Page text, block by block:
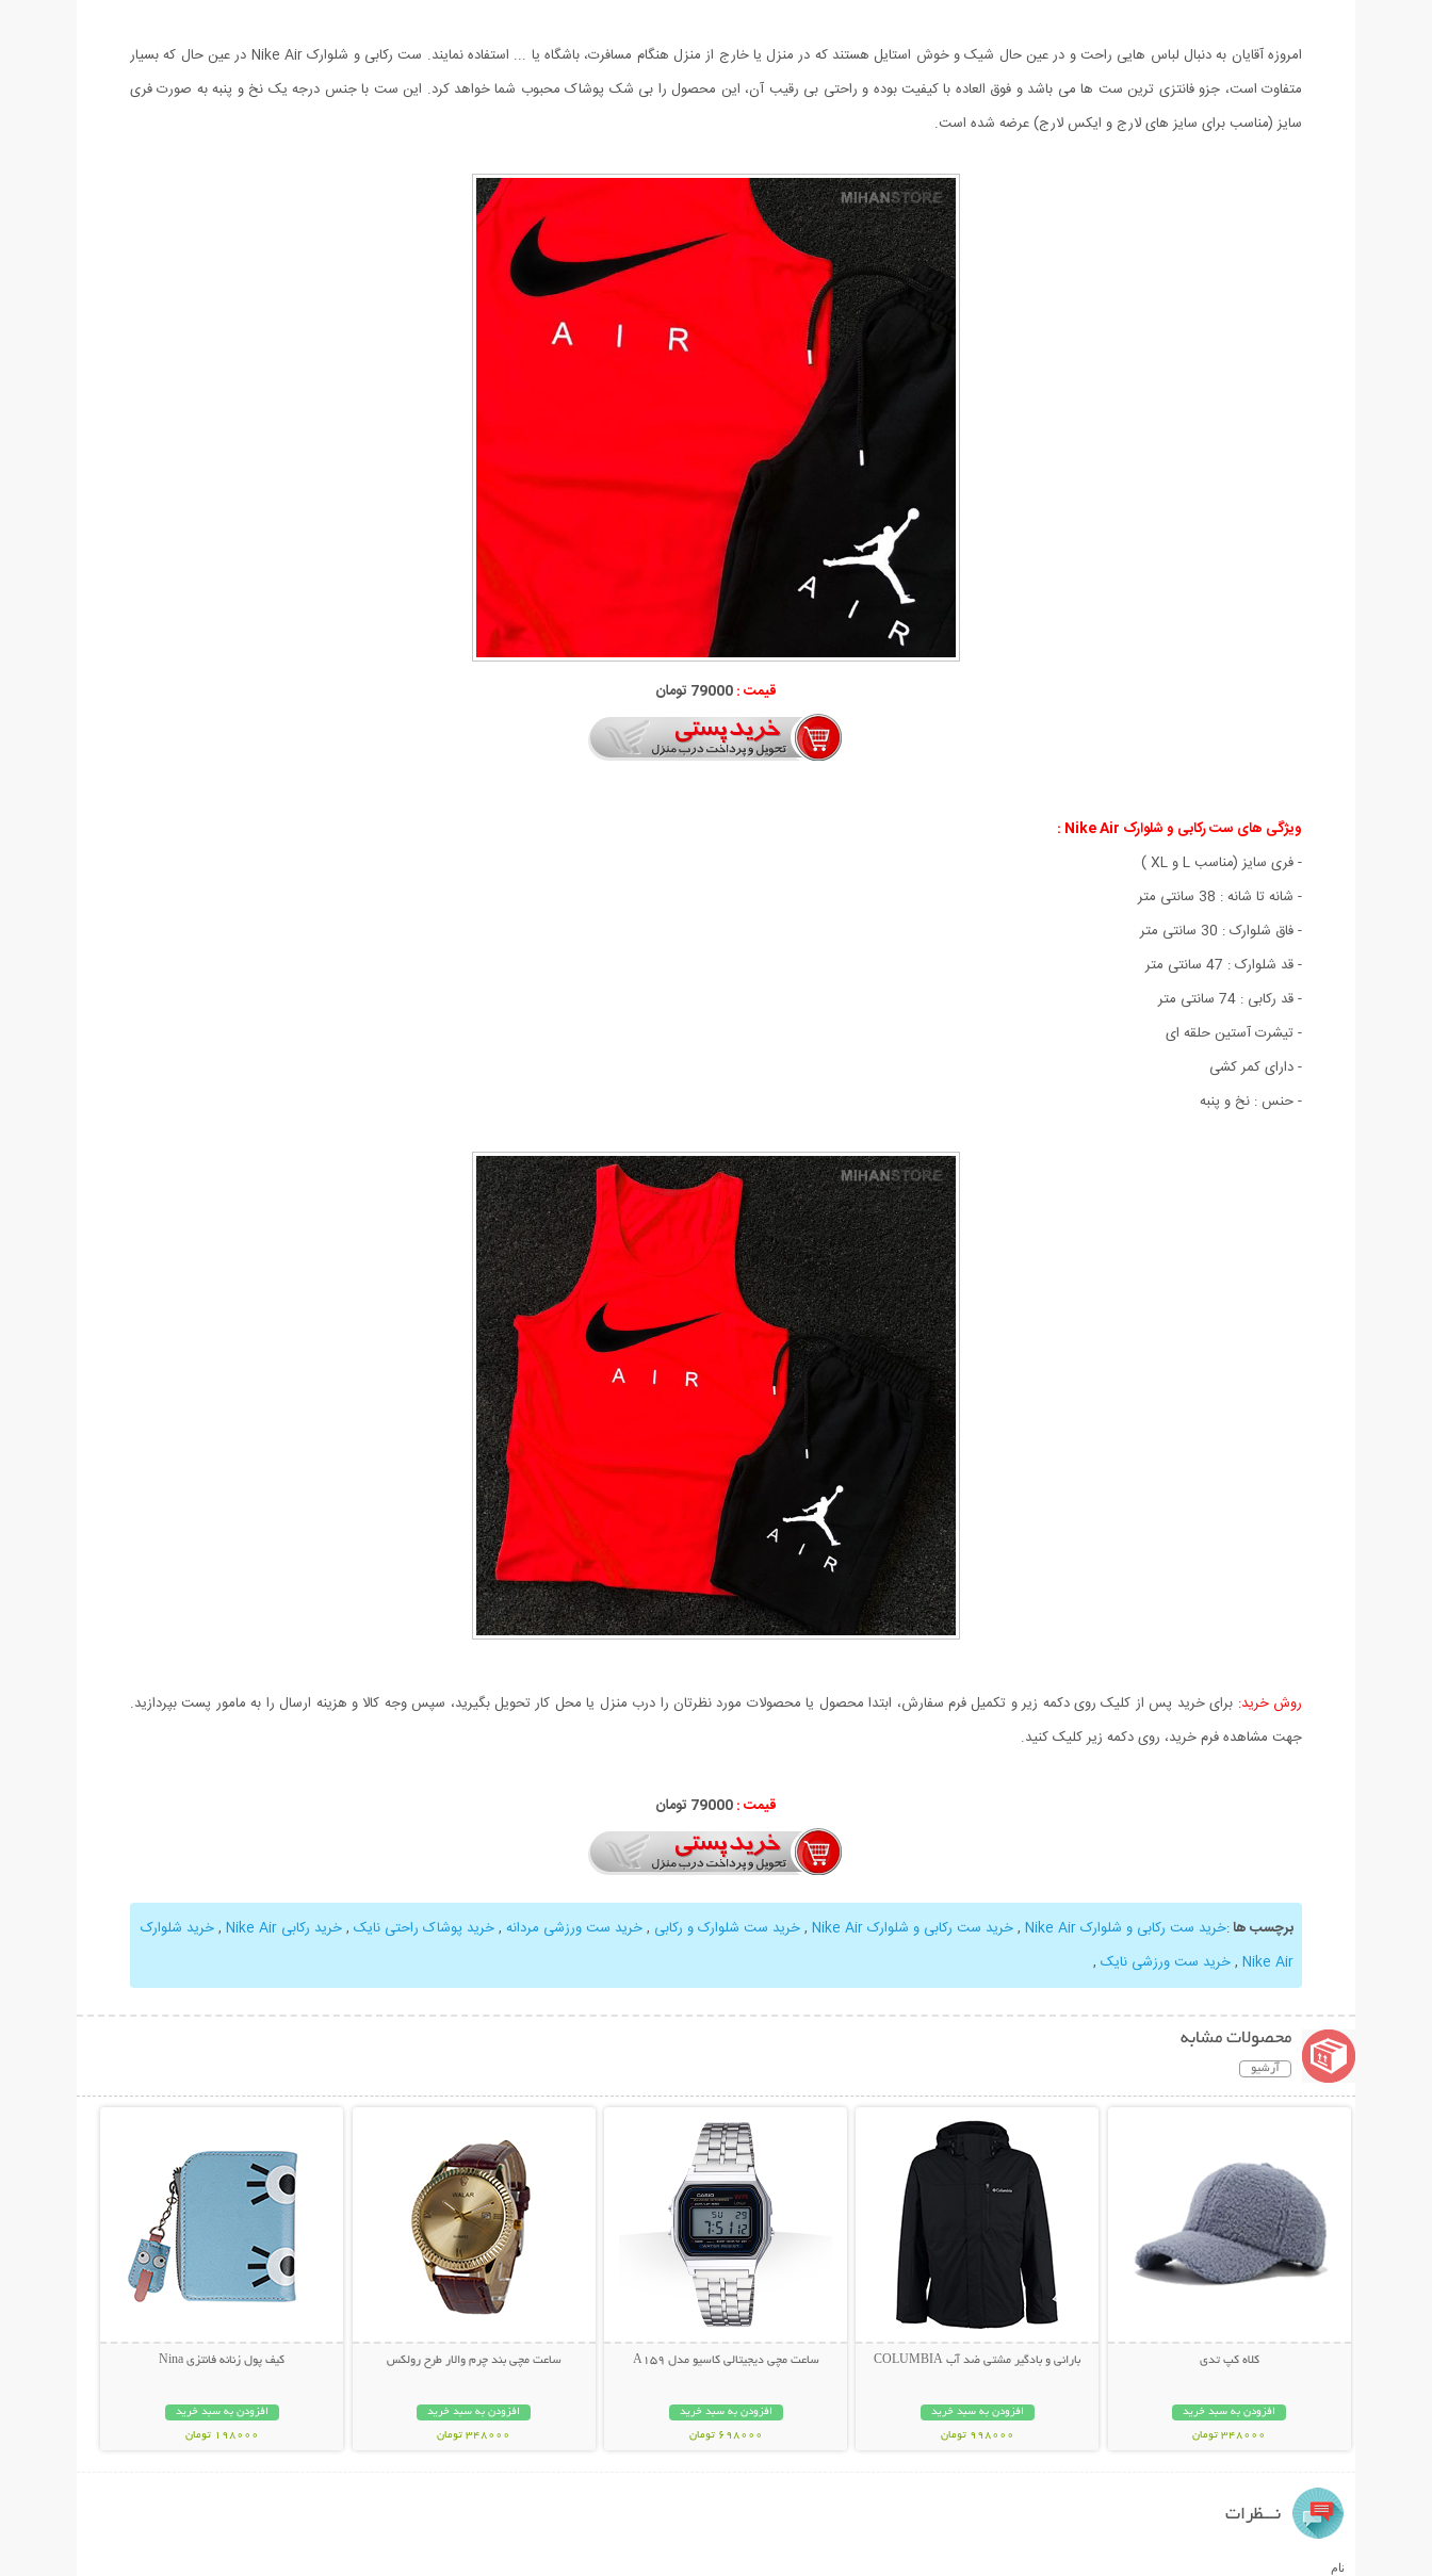
امروزه آقایان به دنبال لباس هایی راحت و در عین حال شیک و خوش استایل هستند که در منزل یا خارج از منزل هنگام مسافرت، باشگاه یا ... استفاده نمایند. ست رکابی و شلوارک Nike Air در عین حال که بسیار
متفاوت است، جزو فانتزی ترین ست ها می باشد و فوق العاده با کیفیت بوده و راحتی بی رقیب آن، این محصول را بی شک پوشاک محبوب شما خواهد کرد. این ست با جنس درجه یک نخ و پنبه به صورت فری
سایز (مناسب برای سایز های لارج و ایکس لارج) عرضه شده است.
قیمت :79000 تومان
ویژگی های ست رکابی و شلوارک Nike Air :
- فری سایز (مناسب L و XL )
- شانه تا شانه : 38 سانتی متر
- فاق شلوارک : 30 سانتی متر
- قد شلوارک : 47 سانتی متر
- قد رکابی : 74 سانتی متر
- تیشرت آستین حلقه ای
- دارای کمر کشی
- حنس : نخ و پنبه
روش خرید: برای خرید پس از کلیک روی دکمه زیر و تکمیل فرم سفارش، ابتدا محصول یا محصولات مورد نظرتان را درب منزل یا محل کار تحویل بگیرید، سپس وجه کالا و هزینه ارسال را به مامور پست بپردازید.
جهت مشاهده فرم خرید، روی دکمه زیر کلیک کنید.
قیمت :79000 تومان
برچسب ها:خرید ست رکابی و شلوارک Nike Air ,خرید ست رکابی و شلوارک Nike Air ,خرید ست شلوارک و رکابی ,خرید ست ورزشی مردانه ,خرید پوشاک راحتی نایک ,خرید رکابی Nike Air ,خرید شلوارک
Nike Air
,خرید ست ورزشی نایک ,
محصولات مشابه
آرشیو
کلاه کپ تدی
افزودن به سبد خرید
348000 تومان
بارانی و بادگیر مشتی ضد آب COLUMBIA
افزودن به سبد خرید
998000 تومان
ساعت مچی دیجیتالی کاسیو مدل A159
افزودن به سبد خرید
698000 تومان
ساعت مچی بند چرم والار طرح رولکس
افزودن به سبد خرید
348000 تومان
کیف پول زنانه فانتزی Nina
افزودن به سبد خرید
198000 تومان
نـــظرات
نام